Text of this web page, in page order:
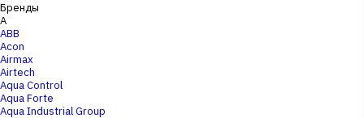
Бренды
A
ABB
Acon
Airmax
Airtech
Aqua Control
Aqua Forte
Aqua Industrial Group